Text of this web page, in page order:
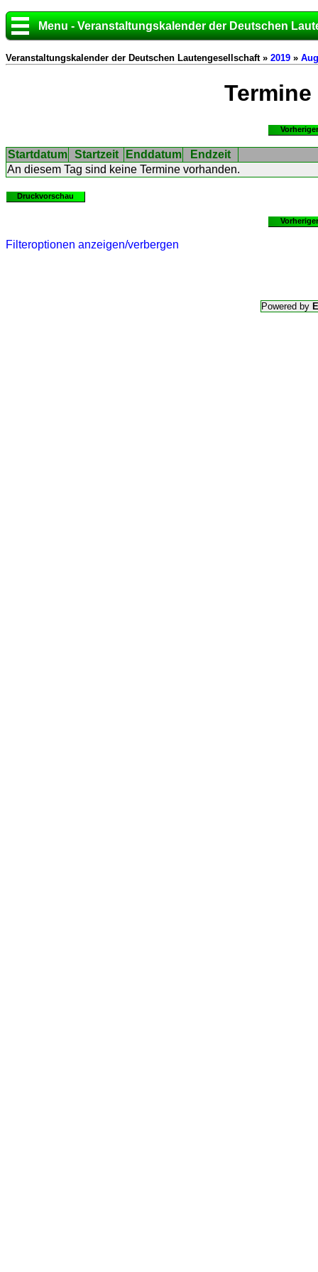
Menu - Veranstaltungskalender der Deutschen
Veranstaltungskalender der Deutschen Lautengesellschaft » 2019 »
Termine
Startdatum Startzeit Enddatum
Endzeit
An diesem Tag sind keine Termine vorhanden.
Druckvorschau
Filteroptionen anzeigen/verbergen
Powered by